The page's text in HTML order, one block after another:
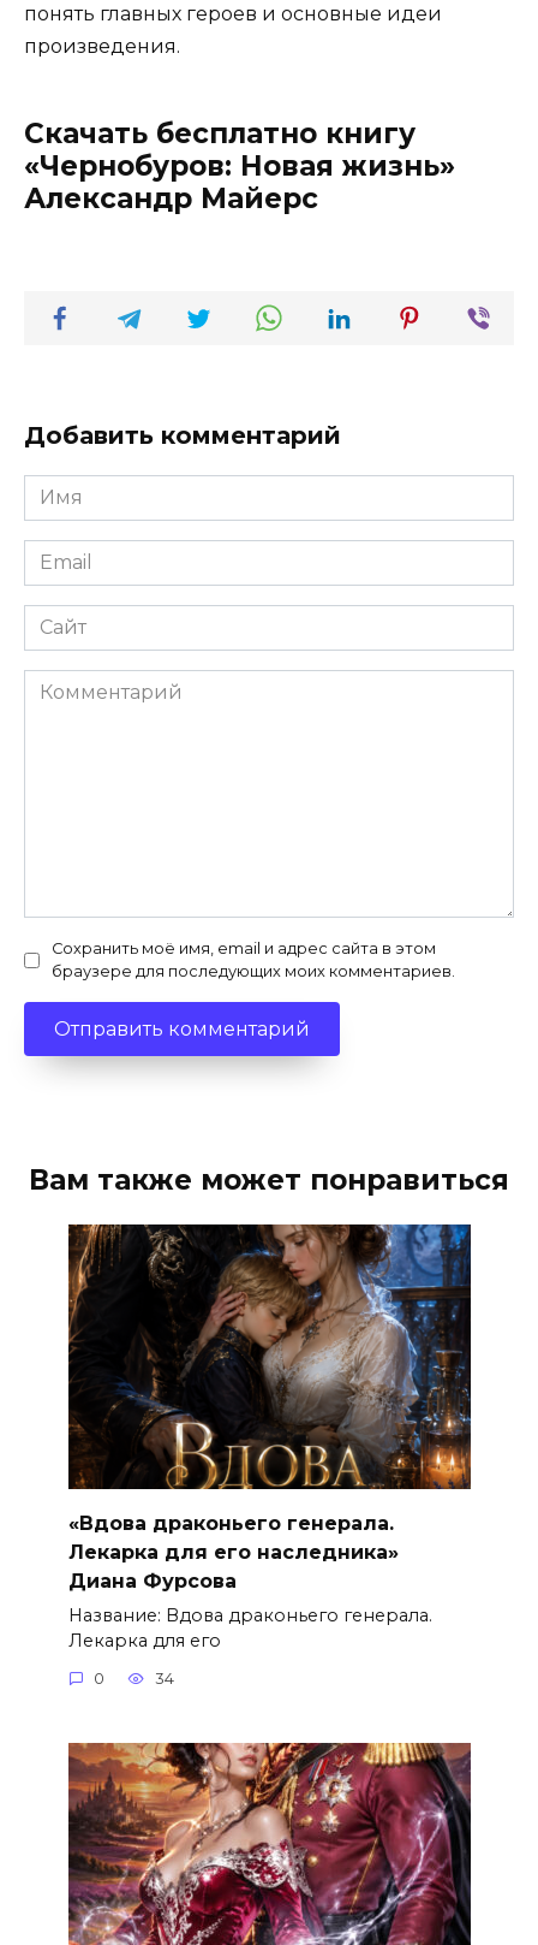
понять главных героев и основные идеи
произведения.
Скачать бесплатно книгу
«Чернобуров: Новая жизнь»
Александр Майерс
Добавить комментарий
Имя
*
Email
*
Сайт
Комментарий
Сохранить моё имя, email и адрес сайта в этом
браузере для последующих моих комментариев.
Вам также может понравиться
«Вдова драконьего генерала.
Лекарка для его наследника»
Диана Фурсова
Название: Вдова драконьего генерала.
Лекарка для его
0 34